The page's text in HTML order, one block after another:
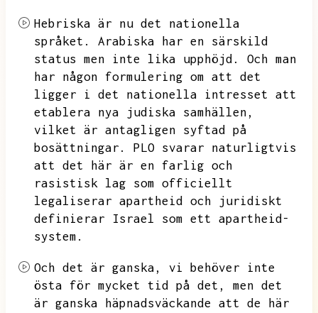
Hebriska är nu det nationella
språket.
Arabiska har en särskild
status men inte lika upphöjd.
Och man
har någon formulering om att det
ligger i det nationella intresset att
etablera nya judiska samhällen,
vilket är antagligen syftad på
bosättningar.
PLO svarar naturligtvis
att det här är en farlig och
rasistisk lag som officiellt
legaliserar apartheid och juridiskt
definierar Israel som ett apartheid-
system.
Och det är ganska,
vi behöver inte
östa för mycket tid på det,
men det
är ganska häpnadsväckande att de här